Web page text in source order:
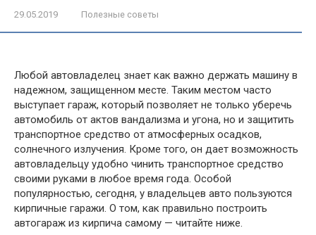
29.05.2019 Полезные советы
Любой автовладелец знает как важно держать машину в
надежном, защищенном месте. Таким местом часто
выступает гараж, который позволяет не только уберечь
автомобиль от актов вандализма и угона, но и защитить
транспортное средство от атмосферных осадков,
солнечного излучения. Кроме того, он дает возможность
автовладельцу удобно чинить транспортное средство
своими руками в любое время года. Особой
популярностью, сегодня, у владельцев авто пользуются
кирпичные гаражи. О том, как правильно построить
автогараж из кирпича самому — читайте ниже.